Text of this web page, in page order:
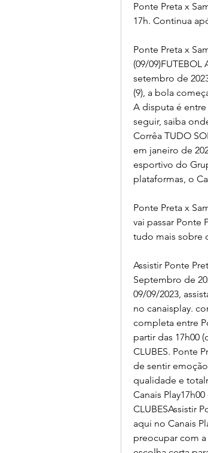
Ponte Preta x
17h. Continua
Ponte Preta x
(09/
setembro de
(9), a bola
A disputa é entre
seguir, saiba
Corrêa TUDO
em janeiro de
esportivo do
plataformas, o
Ponte Preta x
vai passar Ponte
tudo mais sobre
Assistir Ponte
Septembro de
09/09/2023,
no canaisplay.
completa entre
partir das 17h00
CLUBES. Ponte
de sentir
qualidade e
Canais
CLUBESAssistir
aqui no Canais
preocupar com